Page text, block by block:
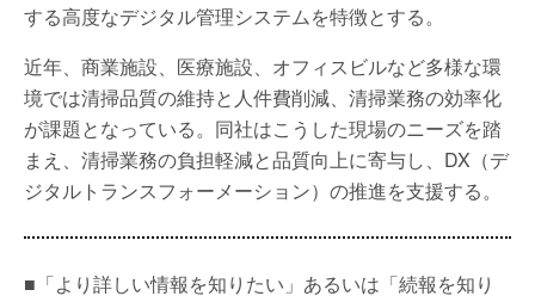
する高度なデジタル管理システムを特徴とする。
近年、商業施設、医療施設、オフィスビルなど多様な環
境では清掃品質の維持と人件費削減、清掃業務の効率化
が課題となっている。同社はこうした現場のニーズを踏
まえ、清掃業務の負担軽減と品質向上に寄与し、DX（デ
ジタルトランスフォーメーション）の推進を支援する。
■「より詳しい情報を知りたい」あるいは「続報を知り